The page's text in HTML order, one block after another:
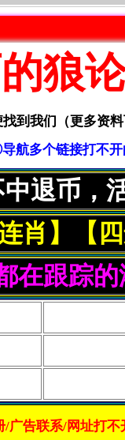
请用
狼
到我们（更多资料
航多个链接打不
退币，
肖】【
在跟踪的
/广告联系/网址打不